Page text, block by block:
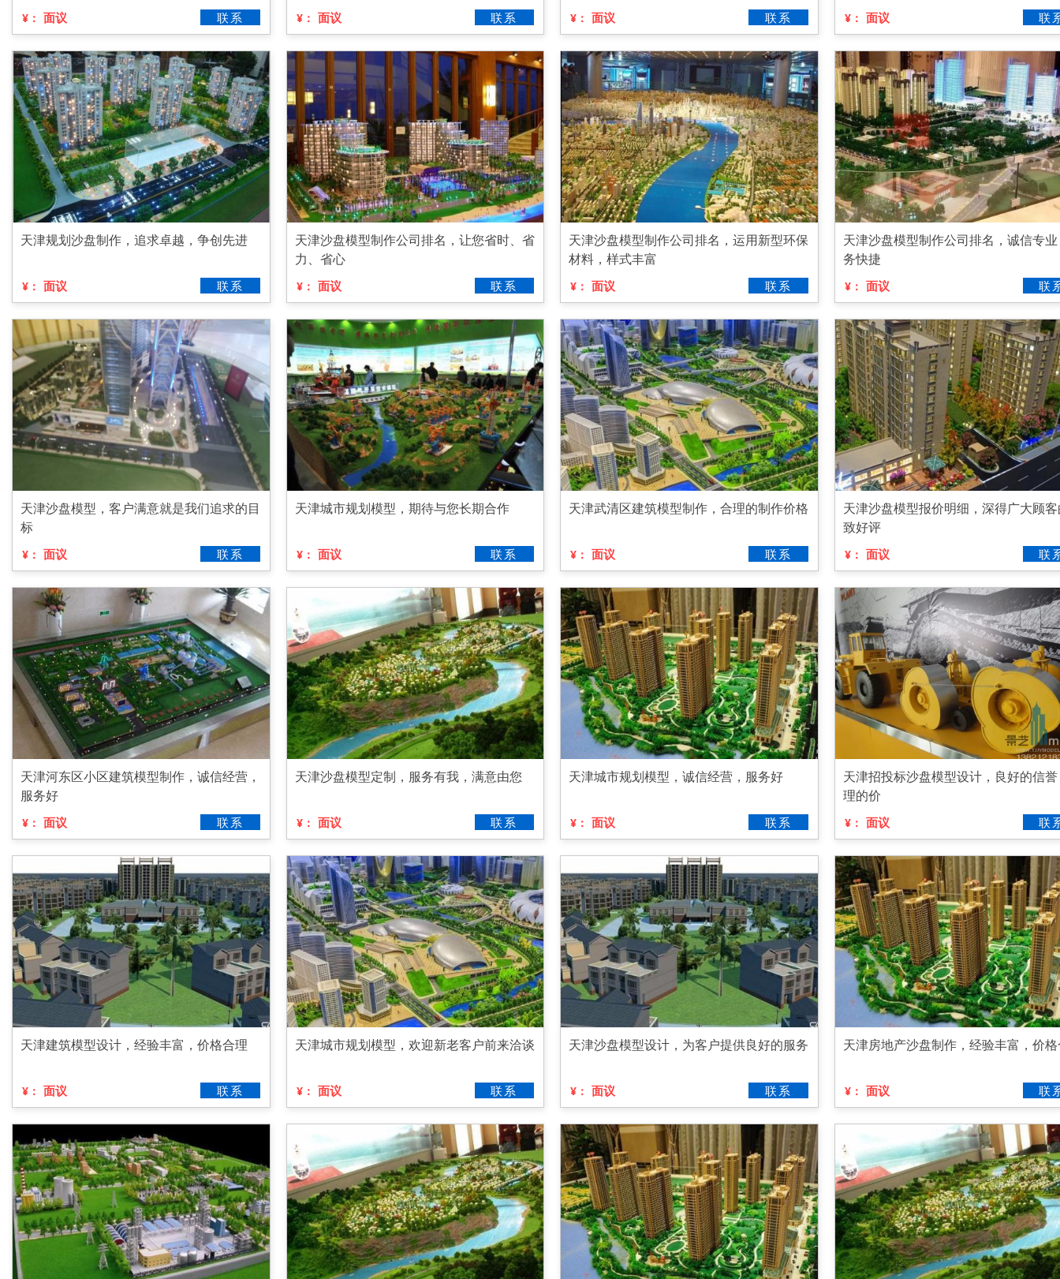
¥： 面议 联系 ¥： 面议 联系 ¥： 面议 联系 ¥： 面议 联
天津规划沙盘制作，追求卓越，争创先进
¥： 面议 联系
天津沙盘模型制作公司排名，让您省时、省
力、省心
¥： 面议 联系
天津沙盘模型制作公司排名，运用新型环保
材料，样式丰富
¥： 面议 联系
天津沙盘模型制作公司排名，诚信专
务快捷
¥： 面议 联
天津沙盘模型，客户满意就是我们追求的目
标
¥： 面议 联系
天津城市规划模型，期待与您长期合作
¥： 面议 联系
天津武清区建筑模型制作，合理的制作价格
¥： 面议 联系
天津沙盘模型报价明细，深得广大顾
致好评
¥： 面议 联
天津河东区小区建筑模型制作，诚信经营，
服务好
¥： 面议 联系
天津沙盘模型定制，服务有我，满意由您
¥： 面议 联系
天津城市规划模型，诚信经营，服务好
¥： 面议 联系
天津招投标沙盘模型设计，良好的信
理的价
¥： 面议 联
天津建筑模型设计，经验丰富，价格合理
¥： 面议 联系
天津城市规划模型，欢迎新老客户前来洽谈
¥： 面议 联系
天津沙盘模型设计，为客户提供良好的服务
¥： 面议 联系
天津房地产沙盘制作，经验丰富，价
¥： 面议 联